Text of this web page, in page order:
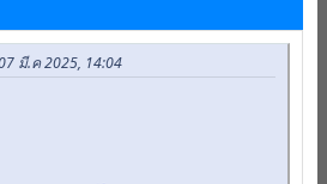
มี.ค 2025, 14:04